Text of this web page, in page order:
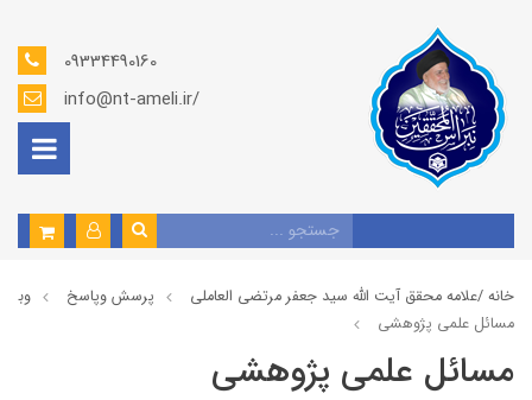
09334490160
info@nt-ameli.ir/
خانه /علامه محقق آیت الله سید جعفر مرتضی العاملی پرسش وپاسخ
مسائل علمی پژوهشی
مسائل علمی پژوهشی